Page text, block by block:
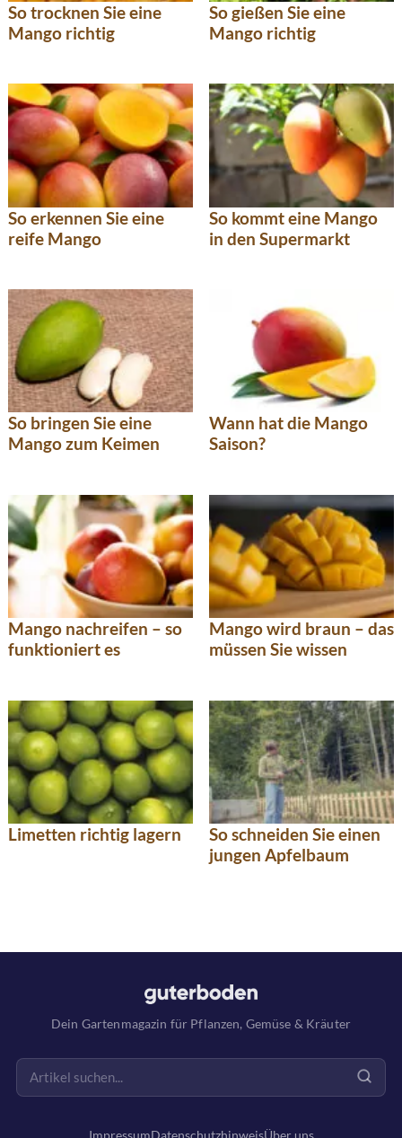
So trocknen Sie eine
Mango richtig
So gießen Sie eine
Mango richtig
So erkennen Sie eine
reife Mango
So kommt eine Mango
in den Supermarkt
So bringen Sie eine
Mango zum Keimen
Wann hat die Mango
Saison?
Mango nachreifen – so
funktioniert es
Mango wird braun – das
müssen Sie wissen
Limetten richtig lagern
So schneiden Sie einen
jungen Apfelbaum
Dein Gartenmagazin für Pflanzen, Gemüse & Kräuter
ImpressumDatenschutzhinweisÜber uns